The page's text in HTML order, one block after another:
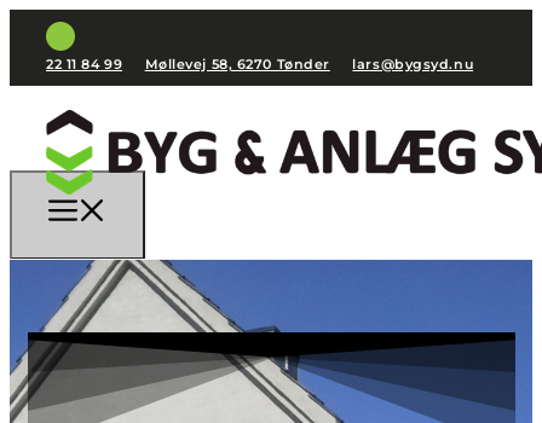
22 11 84 99 Møllevej 58, 6270 Tønder lars@bygsyd.nu